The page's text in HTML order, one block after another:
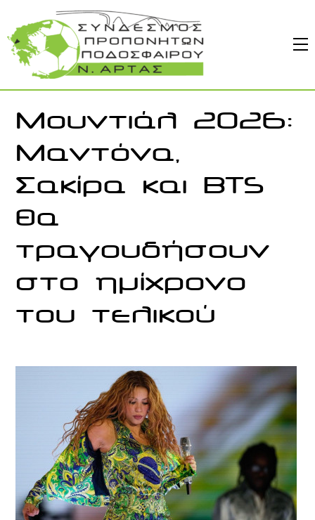
content
Μουντιάλ 2026:
Μαντόνα,
Σακίρα και BTS
θα
τραγουδήσουν
στο ημίχρονο
του τελικού